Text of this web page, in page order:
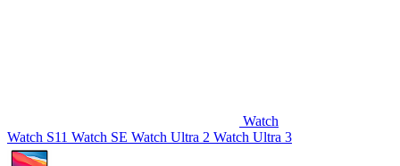
Watch
Watch S11 Watch SE Watch Ultra 2 Watch Ultra 3